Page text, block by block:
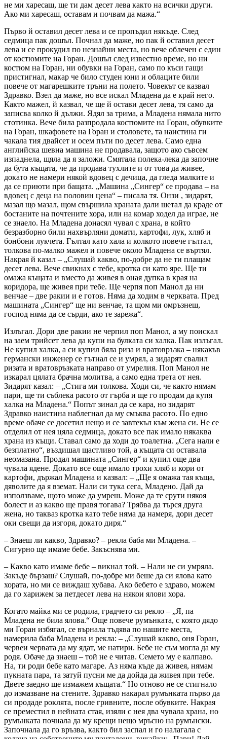
не ми харесаш, ще ти дам десет лева както на всички други.
Ако ми харесаш, оставам и почвам да мажа.“
Първо й оставил десет лева и се пропъдил някъде. След
седмица пак дошъл. Почнал да маже, но пак й оставил десет
лева и се прокудил по незнайни места, но вече облечен с един
от костюмите на Горан. Дошъл след известно време, но ни
костюм на Горан, ни обувки на Горан, само по къси гащи
пристигнал, макар че било студен юни и облаците били
повече от магарешките тръни на полето. Човекът се казвал
Здравко. Взел да маже, но все искал Младена да е край него.
Както мажел, й казвал, че ще й остави десет лева, тя само да
записва колко й дължи. Ядял за трима, а Младена нямала нито
стотинка. Вече била разпродала костюмите на Горан, обувките
на Горан, шкафовете на Горан и столовете, та наистина ги
чакала тия двайсет и осем пъти по десет лева. Само една
английска шевна машина не продавала, защото ако съвсем
изпаднела, щяла да я заложи. Смятала полека-лека да започне
да бута къщата, че да продава тухлите и от това да живее,
докато не намери някой вдовец с дечица, да гледа малките и
да се приюти при бащата. „Машина „Сингер“ се продава – на
вдовец с деца на половин цена“ – писала тя. Онзи , зидарят,
мазал що мазал, щом свършила храната дали шетал да краде от
бостаните на почтените хора, или на комар ходел да играе, не
се знаело. На Младена донасял чувал с храна, в който
безразборно били нахвърляни домати, картофи, лук, хляб и
бонбони лукчета. Гълтал като хала и колкото повече гълтал,
толкова по-малко мажел и повече около Младена се въртял.
Накрая й казал – „Слушай какво, по-добре да не ти плащам
десет лева. Вече свикнах с тебе, кротка си като яре. Ще ти
омажа къщата и вместо да живея в оная дупка в края на
коридора, ще живея при тебе. Ще черпя поп Манол да ни
венчае – две ракии и е готов. Няма да ходим в черквата. Пред
машината „Сингер“ ще ни венчае, та щом ми омръзнеш,
господ няма да се сърди, ако те зарежа“.
Излъгал. Дори две ракии не черпил поп Манол, а му поискал
на заем трийсет лева да купи на булката си халка. Пак излъгал.
Не купил халка, а си купил бяла риза и вратовръзка – някакъв
германски инженер се гътнал се и умрял, а зидарят свалил
ризата и вратовръзката направо от умрелия. Поп Манол не
изкарал цялата брачна молитва, а само една трета от нея.
Зидарят казал: – „Стига ми толкова. Ходи си, че както нямам
пари, ще ти съблека расото от гърба и ще го продам да купя
халка на Младена.“ Попът зинал да се кара, но зидарят
Здравко наистина наблегнал да му смъква расото. По едно
време обаче се досетил нещо и се завтекъл към жена си. Не се
отделил от нея цяла седмица, докато все пак имало някаква
храна из къщи. Ставал само да ходи до тоалетна. „Сега нали е
безплатно“, въздишал щастливо той, а къщата си оставала
неомазана. Продал машината „Сингер“ и купил още два
чувала ядене. Докато все още имало трохи хляб и кори от
картофи, държал Младена и казвал: – „Ще я омажа тая къща,
дяволите да я вземат. Нали си тука сега, Младено. Дай да
използваме, щото може да умреш. Може да те срути някоя
болест и аз какво ще правя тогава? Трябва да търся друга
жена, но такваз кротка като тебе няма да намеря, дори десет
оки свещи да изгоря, докато диря.“
– Знаеш ли какво, Здравко? – рекла баба ми Младена. –
Сигурно ще имаме бебе. Закъснява ми.
– Какво като имаме бебе – викнал той. – Нали не си умряла.
Закъде бързаш? Слушай, по-добре ми беше да си ялова като
хората, но ми се виждаш хубава. Ако бебето е здраво, можем
да го харижем за петдесет лева на някои ялови хора.
Когато майка ми се родила, градчето си рекло – „Я, па
Младена не била ялова.“ Още повече румънката, с която дядо
ми Горан избягал, се върнала тъдява по нашите места,
намерила баба Младена и рекла: – „Слушай какво, оня Горан,
червеи червата да му ядат, ме натири. Бебе не съм могла да му
родя. Обаче да знаеш – той не е читав. Семето му е калпаво.
На, ти роди бебе като магаре. Аз няма къде да живея, нямам
пукната пара, та затуй пусни ме да дойда да живея при тебе.
Двете заедно ще измажем къщата.“ Но отново не се стигнало
до измазване на стените. Здравко накарал румънката първо да
си продаде роклята, после гривните, после обувките. Накрая
се преместил в нейната стая, изяли с нея два чувала храна, но
румънката почнала да му крещи нещо мръсно на румънски.
Започнала да го връзва, както бил заспал и го налагала с